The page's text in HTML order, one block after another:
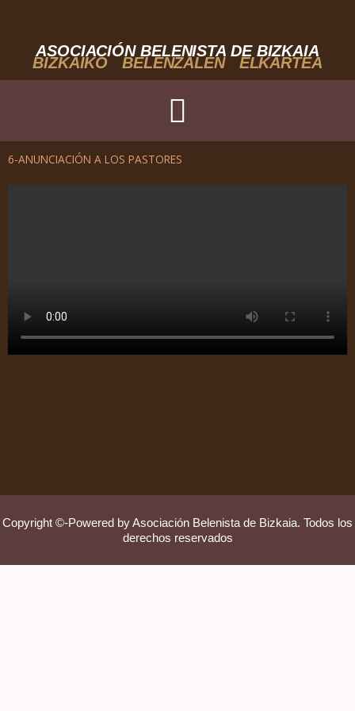
contenidoASOCIACIÓN BELENISTA DE BIZKAIA
BIZKAIKO BELENZALEN ELKARTEA
6-ANUNCIACIÓN A LOS PASTORES
Copyright ©-Powered by Asociación Belenista de Bizkaia. Todos los
derechos reservados